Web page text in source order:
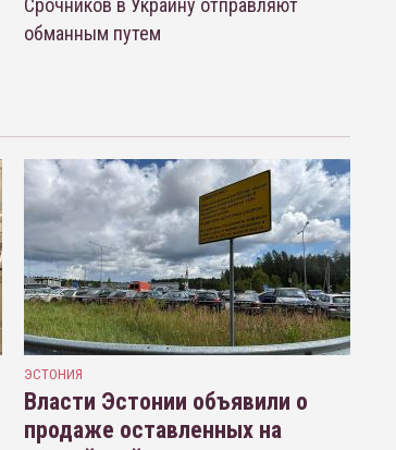
Срочников в Украину отправляют
обманным путем
ЭСТОНИЯ
Власти Эстонии объявили о
продаже оставленных на